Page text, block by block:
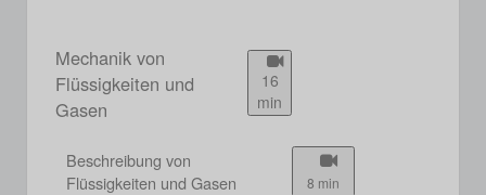
Mechanik von
Flüssigkeiten und
Gasen
16
min
Beschreibung von
Flüssigkeiten und Gasen
8 min